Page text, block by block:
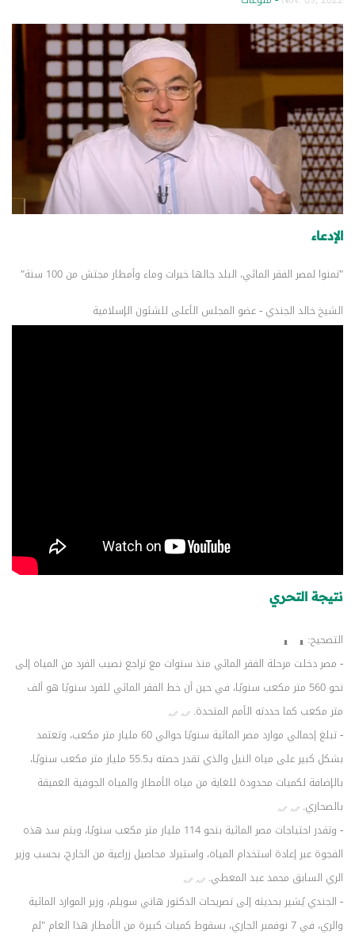
الإدعاء
"تمنوا لمصر الفقر المائي، البلد جالها خيرات وماء وأمطار مجتش من 100 سنة"
الشيخ خالد الجندي - عضو المجلس الأعلى للشئون الإسلامية
نتيجة التحري
التصحيح:
- مصر دخلت مرحلة الفقر المائي منذ سنوات مع تراجع نصيب الفرد من المياه إلى
نحو 560 متر مكعب سنويًا، في حين أن خط الفقر المائي للفرد سنويًا هو ألف
متر مكعب كما حددته الأمم المتحدة.
- تبلغ إجمالي موارد مصر المائية سنويًا حوالي 60 مليار متر مكعب، وتعتمد
بشكل كبير على مياه النيل والذي تقدر حصته بـ‏55.5‏ مليار متر مكعب‏ سنويًا،
بالإضافة لكميات محدودة للغاية من مياه الأمطار والمياه الجوفية العميقة
بالصحاري.
-
وتقدر احتياجات مصر المائية بنحو 114 مليار متر مكعب سنويًا، ويتم سد هذه
الفجوة عبر إعادة استخدام المياه، واستيراد محاصيل زراعية من الخارج، بحسب وزير
الري السابق محمد عبد المعطي.
- الجندي يُشير بحديثه إلى تصريحات الدكتور هاني سويلم، وزير الموارد المائية
والري، في 7 نوفمبر الجاري، بسقوط كميات كبيرة من الأمطار هذا العام "لم